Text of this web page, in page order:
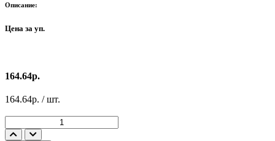
Описание:
Цена за уп.
164.64р.
164.64р. / шт.